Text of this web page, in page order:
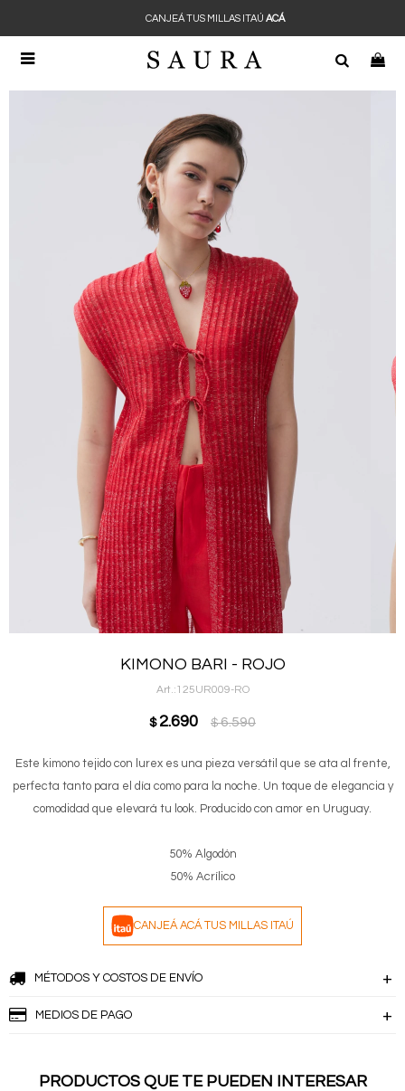

CANJEÁ TUS MILLAS ITAÚACÁ
KIMONO BARI - ROJO
125UR009-RO
$ 2.690 $ 6.590
Este kimono tejido con lurex es una pieza versátil que se ata al frente,
perfecta tanto para el día como para la noche. Un toque de elegancia y
comodidad que elevará tu look. Producido con amor en Uruguay.
50% Algodón
50% Acrílico
CANJEÁ ACÁ TUS MILLAS ITAÚ
MÉTODOS Y COSTOS DE ENVÍO
MEDIOS DE PAGO
PRODUCTOS QUE TE PUEDEN INTERESAR